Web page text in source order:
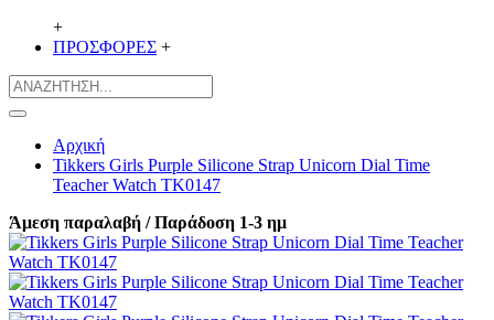
+
ΠΡΟΣΦΟΡΕΣ +
Αρχική
Tikkers Girls Purple Silicone Strap Unicorn Dial Time
Teacher Watch TK0147
Άμεση παραλαβή / Παράδοση 1-3 ημ